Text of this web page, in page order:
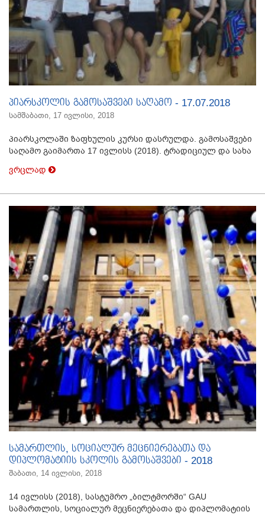
პიარსკოლის გამოსაშვები საღამო - 17.07.2018
სამშაბათი, 17 ივლისი, 2018
პიარსკოლაში ზაფხულის კურსი დასრულდა. გამოსაშვები
საღამო გაიმართა 17 ივლისს (2018). ტრადიციულ და სახა
ვრცლად
სამართლის, სოციალურ მეცნიერებათა და
დიპლომატიის სკოლის გამოსაშვები - 2018
შაბათი, 14 ივლისი, 2018
14 ივლისს (2018), სასტუმრო „ბილტმორში“ GAU
სამართლის, სოციალურ მეცნიერებათა და დიპლომატიის